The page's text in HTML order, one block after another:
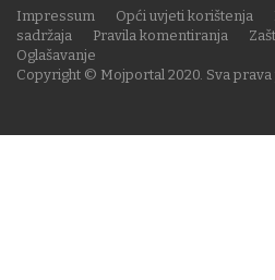
Copyright © Mojportal 2020. Sva
Impressum Opći uvjeti korištenja
sadržaja
Pravila komentiranja
Oglašavanje